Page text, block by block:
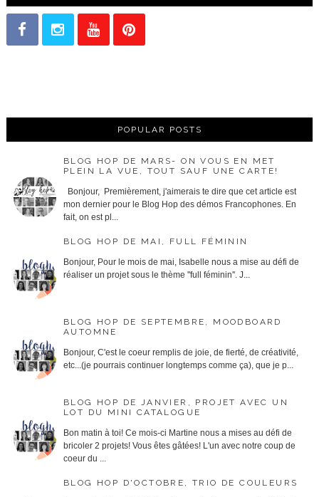
POPULAR POSTS
BLOG HOP DE MARS- ON VOUS EN MET
PLEIN LA VUE, TOUT SAUF UNE CARTE!
Bonjour, Premièrement, j'aimerais te dire que cet article est
mon dernier pour le Blog Hop des démos Francophones. En
fait, on est pl...
BLOG HOP DE MAI, FULL FÉMININ
Bonjour, Pour le mois de mai, Isabelle nous a mise au défi de
réaliser un projet sous le thème ''full féminin''. J...
BLOG HOP DE SEPTEMBRE, MOODBOARD
AUTOMNE
Bonjour, C'est le coeur remplis de joie, de fierté, de créativité,
etc...(je pourrais continuer longtemps comme ça), que je p...
BLOG HOP DE JANVIER, PROJET AVEC UN
LOT DU MINI CATALOGUE
Bon matin à toi! Ce mois-ci Martine nous a mises au défi de
bricoler 2 projets! Vous êtes gâtées! L'un avec notre coup de
coeur du ...
BLOG HOP D'OCTOBRE, TRIO DE COULEURS